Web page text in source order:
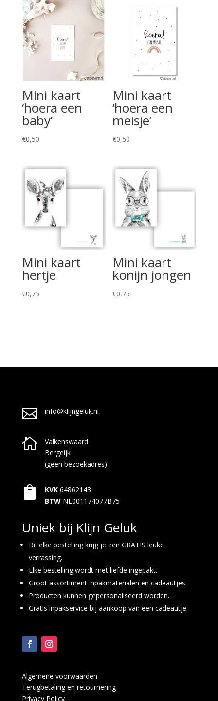
Mini kaart
‘hoera een
baby’
€0,50
Mini kaart
‘hoera een
meisje’
€0,50
Mini kaart
hertje
€0,75
Mini kaart
konijn jongen
€0,75
 info@klijngeluk.nl

Valkenswaard
Bergeijk
(geen bezoekadres)
 KVK 64862143
BTW NL001174077B75
Uniek bij Klijn Geluk
Bij elke bestelling krijg je een GRATIS leuke
verrassing.
Elke bestelling wordt met liefde ingepakt.
Groot assortiment inpakmaterialen en cadeautjes.
Producten kunnen gepersonaliseerd worden.
Gratis inpakservice bij aankoop van een cadeautje.
Algemene voorwaarden
Terugbetaling en retournering
Privacy Policy